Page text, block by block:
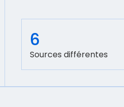
6
Sources différentes